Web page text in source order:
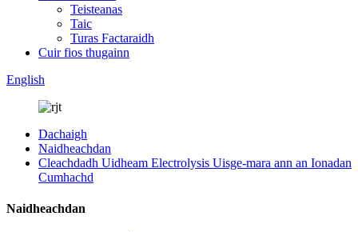
Teisteanas
Taic
Turas Factaraidh
Cuir fios thugainn
English
Dachaigh
Naidheachdan
Cleachdadh Uidheam Electrolysis Uisge-mara ann an Ionadan
Cumhachd
Naidheachdan